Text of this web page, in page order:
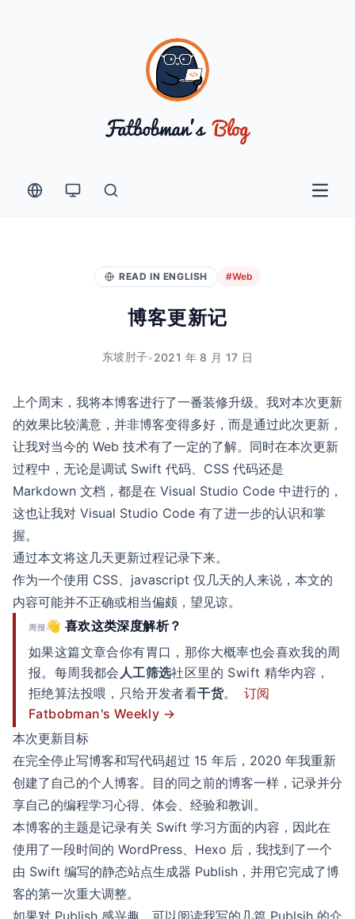
Open
READ IN ENGLISH #Web
博客更新记
东坡肘子•2021 年 8 月 17 日
上个周末，我将本博客进行了一番装修升级。我对本次更新
的效果比较满意，并非博客变得多好，而是通过此次更新，
让我对当今的 Web 技术有了一定的了解。同时在本次更新
过程中，无论是调试 Swift 代码、CSS 代码还是
Markdown 文档，都是在 Visual Studio Code 中进行的，
这也让我对 Visual Studio Code 有了进一步的认识和掌
握。
通过本文将这几天更新过程记录下来。
作为一个使用 CSS、javascript 仅几天的人来说，本文的
内容可能并不正确或相当偏颇，望见谅。
周报👋 喜欢这类深度解析？
如果这篇文章合你有胃口，那你大概率也会喜欢我的周
报。每周我都会 人工筛选社区里的 Swift 精华内容，
拒绝算法投喂，只给开发者看干货。
订阅
Fatbobman's Weekly →
本次更新目标
在完全停止写博客和写代码超过 15 年后，2020 年我重新
创建了自己的个人博客。目的同之前的博客一样，记录并分
享自己的编程学习心得、体会、经验和教训。
本博客的主题是记录有关 Swift 学习方面的内容，因此在
使用了一段时间的 WordPress、Hexo 后，我找到了一个
由 Swift 编写的静态站点生成器 Publish ，并用它完成了博
客的第一次重大调整。
如果对 Publish 感兴趣，可以阅读我写的几篇 Publsih 的介